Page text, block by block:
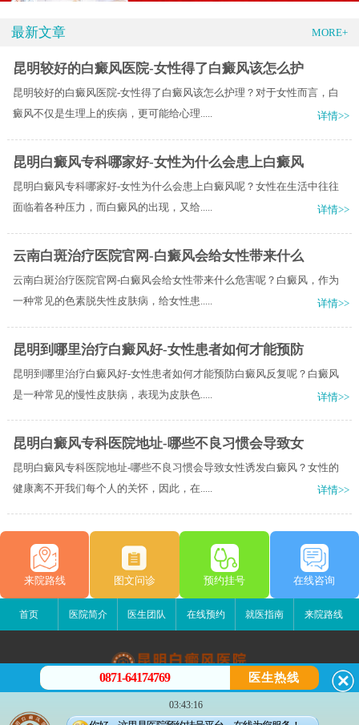
最新文章 MORE+
昆明较好的白癜风医院-女性得了白癜风该怎么护
昆明较好的白癜风医院-女性得了白癜风该怎么护理？对于女性而言，白
癜风不仅是生理上的疾病，更可能给心理.....
详情>>
昆明白癜风专科哪家好-女性为什么会患上白癜风
昆明白癜风专科哪家好-女性为什么会患上白癜风呢？女性在生活中往往
面临着各种压力，而白癜风的出现，又给.....
详情>>
云南白斑治疗医院官网-白癜风会给女性带来什么
云南白斑治疗医院官网-白癜风会给女性带来什么危害呢？白癜风，作为
一种常见的色素脱失性皮肤病，给女性患.....
详情>>
昆明到哪里治疗白癜风好-女性患者如何才能预防
昆明到哪里治疗白癜风好-女性患者如何才能预防白癜风反复呢？白癜风
是一种常见的慢性皮肤病，表现为皮肤色.....
详情>>
昆明白癜风专科医院地址-哪些不良习惯会导致女
昆明白癜风专科医院地址-哪些不良习惯会导致女性诱发白癜风？女性的
健康离不开我们每个人的关怀，因此，在.....
详情>>
来院路线 图文问诊 预约挂号 在线咨询
首页 医院简介 医生团队 在线预约 就医指南 来院路线
昆明白癜风医院
昆明市五华区护国路2号
0871-64174769 医生热线
03:43:16